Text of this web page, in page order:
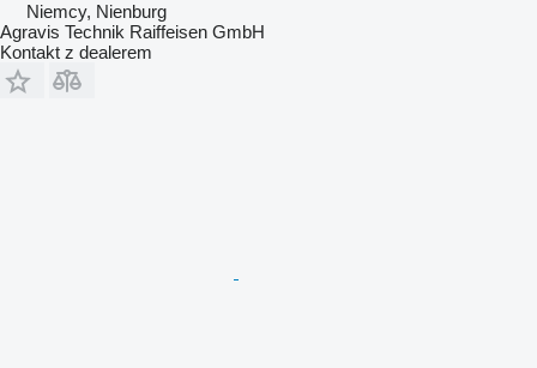
Niemcy, Nienburg
Agravis Technik Raiffeisen GmbH
Kontakt z dealerem